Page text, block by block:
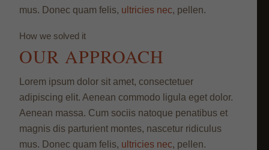
mus. Donec quam felis, ultricies nec, pellen.
How we solved it
OUR APPROACH
Lorem ipsum dolor sit amet, consectetuer
adipiscing elit. Aenean commodo ligula eget dolor.
Aenean massa. Cum sociis natoque penatibus et
magnis dis parturient montes, nascetur ridiculus
mus. Donec quam felis, ultricies nec, pellen.